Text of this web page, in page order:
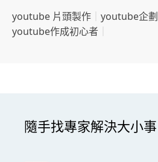
youtube 片頭製作 youtube企劃
youtube作成初心者
隨手找專家解決大小事